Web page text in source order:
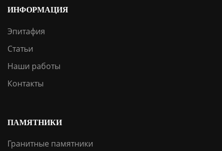
ИНФОРМАЦИЯ
Эпитафия
Статьи
Наши работы
Контакты
ПАМЯТНИКИ
Гранитные памятники